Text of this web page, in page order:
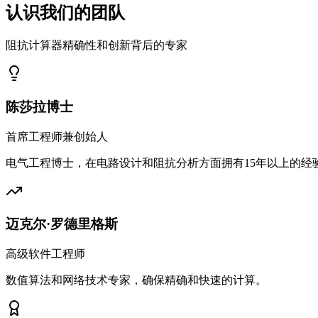
认识我们的团队
阻抗计算器精确性和创新背后的专家
陈莎拉博士
首席工程师兼创始人
电气工程博士，在电路设计和阻抗分析方面拥有15年以上的经
迈克尔·罗德里格斯
高级软件工程师
数值算法和网络技术专家，确保精确和快速的计算。